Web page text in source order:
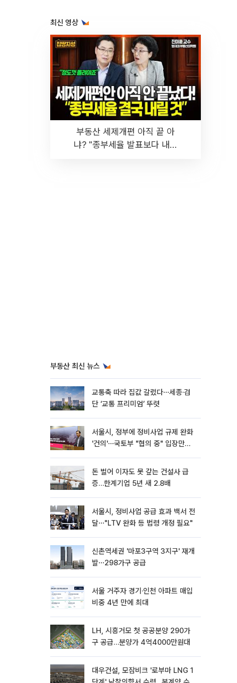
최신 영상
부동산 세제개편 아직 끝 아
냐? "종부세율 발표보다 내릴
부동산 최신 뉴스
교통축 따라 집값 갈렸다⋯세종·검
단 ‘교통 프리미엄’ 뚜렷
서울시, 정부에 정비사업 규제 완화
'건의'⋯국토부 "협의 중" 입장만
돈 벌어 이자도 못 갚는 건설사 급
증…한계기업 5년 새 2.8배
서울시, 정비사업 공급 효과 백서 전
달⋯"LTV 완화 등 법령 개정 필요"
신촌역세권 '마포3구역 3지구' 재개
발⋯298가구 공급
서울 거주자 경기·인천 아파트 매입
비중 4년 만에 최대
LH, 시흥거모 첫 공공분양 290가
구 공급…분양가 4억4000만원대
대우건설, 모잠비크 '로부마 LNG 1